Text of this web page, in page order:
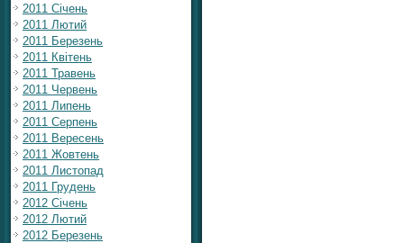
2011 Січень
2011 Лютий
2011 Березень
2011 Квітень
2011 Травень
2011 Червень
2011 Липень
2011 Серпень
2011 Вересень
2011 Жовтень
2011 Листопад
2011 Грудень
2012 Січень
2012 Лютий
2012 Березень